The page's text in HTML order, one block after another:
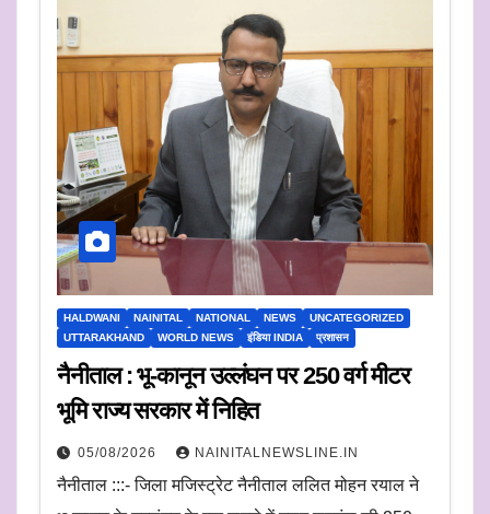
HALDWANI NAINITAL NATIONAL NEWS
UNCATEGORIZED
UTTARAKHAND
WORLD NEWS इंडिया INDIA प्रशासन
नैनीताल : भू-कानून उल्लंघन पर 250 वर्ग मीटर
भूमि राज्य सरकार में निहित
05/08/2026 NAINITALNEWSLINE.IN
नैनीताल :::- जिला मजिस्ट्रेट नैनीताल ललित मोहन रयाल ने